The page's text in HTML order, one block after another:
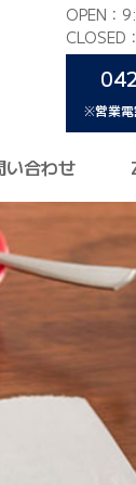
OPEN：
CLOSED
※営業電
い合わせ